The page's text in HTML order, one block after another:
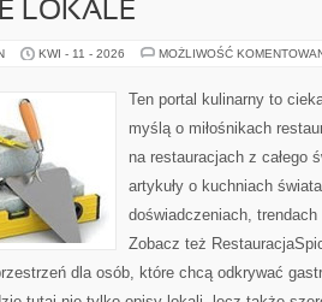
LOKALE
KWI - 11 - 2026 MOŻLIWOŚĆ
Ten portal kulinarny to
myślą o miłośnikach
na restauracjach z całego
artykuły o kuchniach
doświadczeniach,
Zobacz też
dla osób, które chcą odkrywać